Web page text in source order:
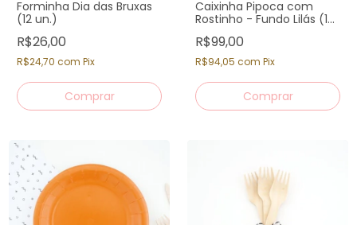
Forminha Dia das Bruxas
(12 un.)
R$26,00
R$24,70 com Pix
Caixinha Pipoca com
Rostinho - Fundo Lilás (12
un)
R$99,00
R$94,05 com Pix